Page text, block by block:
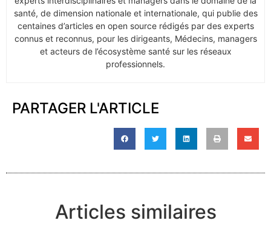
santé, de dimension nationale et internationale, qui publie des
centaines d’articles en open source rédigés par des experts
connus et reconnus, pour les dirigeants, Médecins, managers
et acteurs de l’écosystème santé sur les réseaux
professionnels.
PARTAGER L'ARTICLE
Articles similaires